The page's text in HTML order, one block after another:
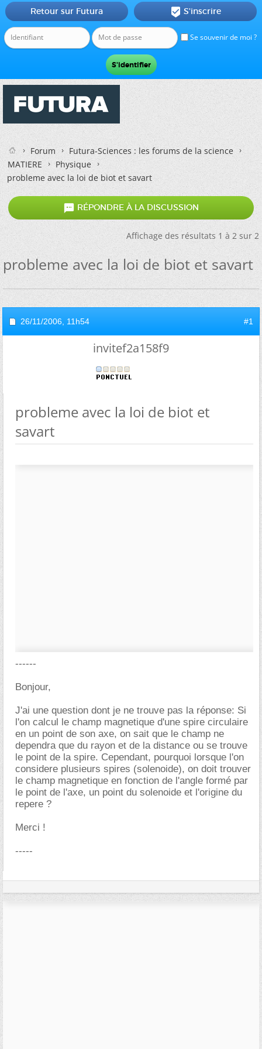
Se souvenir de moi ?
Retour sur Futura  S'inscrire
Forum
Futura-Sciences : les forums de la science
MATIERE
Physique
probleme avec la loi de biot et savart
 RÉPONDRE À LA DISCUSSION
Affichage des résultats 1 à 2 sur 2
probleme avec la loi de biot et savart
26/11/2006, 11h54 #1
invitef2a158f9
probleme avec la loi de biot et
savart
------
Bonjour,
J'ai une question dont je ne trouve pas la réponse: Si
l'on calcul le champ magnetique d'une spire circulaire
en un point de son axe, on sait que le champ ne
dependra que du rayon et de la distance ou se trouve
le point de la spire. Cependant, pourquoi lorsque l'on
considere plusieurs spires (solenoide), on doit trouver
le champ magnetique en fonction de l'angle formé par
le point de l'axe, un point du solenoide et l'origine du
repere ?
Merci !
-----